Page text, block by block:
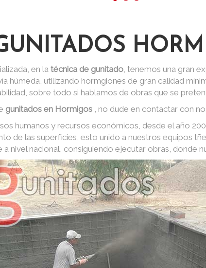
en la técnica de gunitado, tenemos una gran
húmeda, utilizando hormgiones de gran calidad
sobre todo si hablamos de obras que se
gunitados en Hormigos , no dude en contactar con
humanos y recursos económicos, desde el año
de las superficies, esto unido a nuestros equipos
a nivel nacional, consiguiendo ejecutar obras, donde